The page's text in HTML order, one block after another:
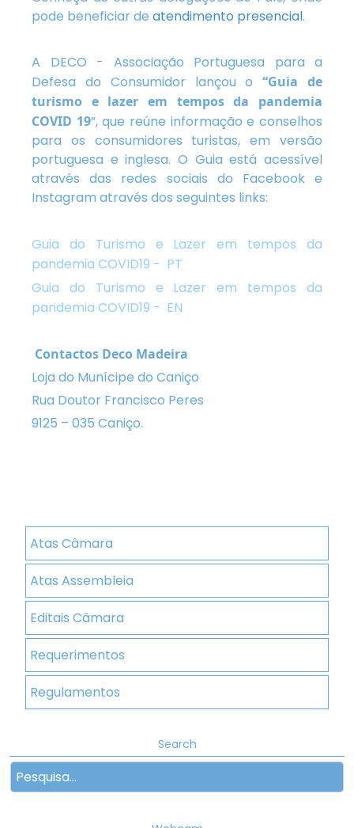
pode beneficiar de atendimento presencial.
A DECO - Associação Portuguesa para a
Defesa do Consumidor lançou o“Guia de
turismo e lazer em tempos da pandemia
COVID 19”, que reúne informação e conselhos
para os consumidores turistas, em versão
portuguesa e inglesa. O Guia está acessível
através das redes sociais do Facebook e
Instagram através dos seguintes links:
Guia do Turismo e Lazer em tempos da
pandemia COVID19 - PT
Guia do Turismo e Lazer em tempos da
pandemia COVID19 - EN
Contactos Deco Madeira
Loja do Munícipe do Caniço
Rua Doutor Francisco Peres
9125 – 035 Caniço.
Atas Câmara
Atas Assembleia
Editais Câmara
Requerimentos
Regulamentos
Search